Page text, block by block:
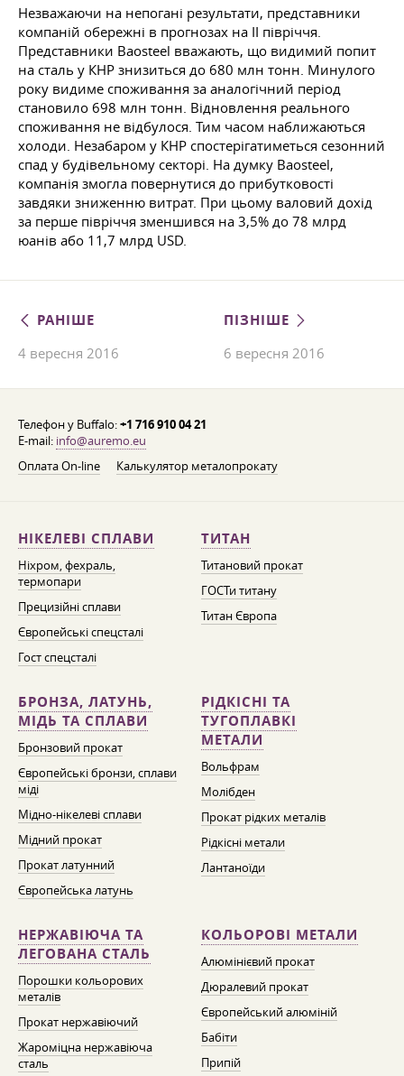
Незважаючи на непогані результати, представники
компаній обережні в прогнозах на II півріччя.
Представники Baosteel вважають, що видимий попит
на сталь у КНР знизиться до 680 млн тонн. Минулого
року видиме споживання за аналогічний період
становило 698 млн тонн. Відновлення реального
споживання не відбулося. Тим часом наближаються
холоди. Незабаром у КНР спостерігатиметься сезонний
спад у будівельному секторі. На думку Baosteel,
компанія змогла повернутися до прибутковості
завдяки зниженню витрат. При цьому валовий дохід
за перше півріччя зменшився на 3,5% до 78 млрд
юанів або 11,7 млрд USD.
РАНІШЕ
4 вересня 2016
ПІЗНІШЕ
6 вересня 2016
Телефон у Buffalo:+1 716 910 04 21
E-mail: info@auremo.eu
Оплата On-line
Калькулятор металопрокату
НІКЕЛЕВІ СПЛАВИ
Ніхром, фехраль,
термопари
Прецизійні сплави
Європейські спецсталі
Гост спецсталі
ТИТАН
Титановий прокат
ГОСТи титану
Титан Європа
БРОНЗА, ЛАТУНЬ,
МІДЬ ТА СПЛАВИ
Бронзовий прокат
Європейські бронзи, сплави
міді
Мідно-нікелеві сплави
Мідний прокат
Прокат латунний
Європейська латунь
РІДКІСНІ ТА
ТУГОПЛАВКІ
МЕТАЛИ
Вольфрам
Молібден
Прокат рідких металів
Рідкісні метали
Лантаноїди
НЕРЖАВІЮЧА ТА
ЛЕГОВАНА СТАЛЬ
Порошки кольорових
металів
Прокат нержавіючий
Жароміцна нержавіюча
сталь
КОЛЬОРОВІ МЕТАЛИ
Алюмінієвий прокат
Дюралевий прокат
Європейський алюміній
Бабіти
Припій